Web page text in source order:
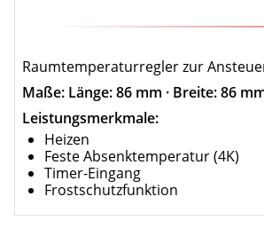
Raumtemperaturregler zur
Maße: Länge: 86 mm · Breite: 86
Leistungsmerkmale:
Heizen
Feste Absenktemperatur (4K)
Timer-Eingang
Frostschutzfunktion